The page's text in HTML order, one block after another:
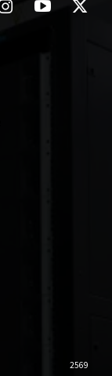
2569